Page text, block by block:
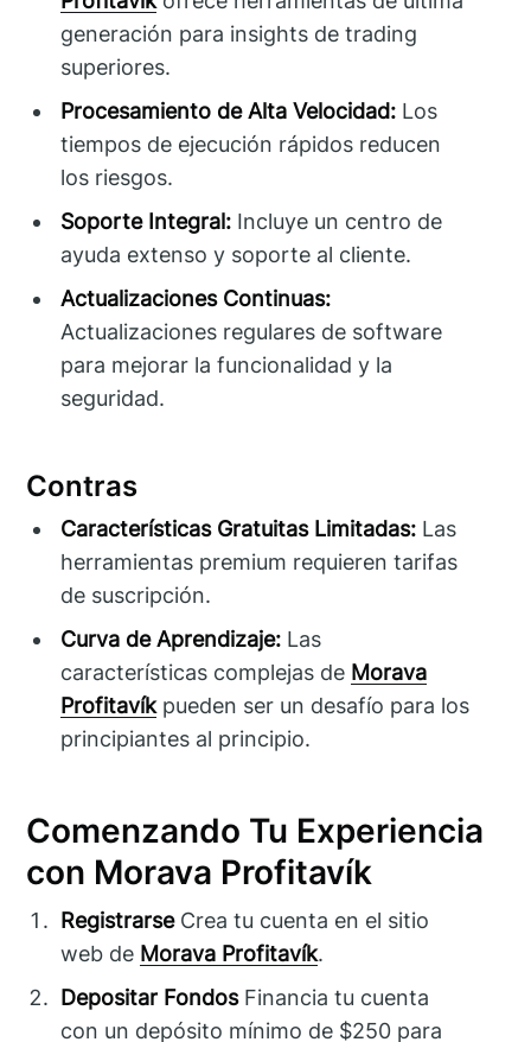
generación para insights de trading
superiores.
Procesamiento de Alta Velocidad: Los
tiempos de ejecución rápidos reducen
los riesgos.
Soporte Integral: Incluye un centro de
ayuda extenso y soporte al cliente.
Actualizaciones Continuas:
Actualizaciones regulares de software
para mejorar la funcionalidad y la
seguridad.
Contras
Características Gratuitas Limitadas: Las
herramientas premium requieren tarifas
de suscripción.
Curva de Aprendizaje: Las
características complejas de Morava
Profitavíkpueden ser un desafío para los
principiantes al principio.
Comenzando Tu Experiencia
con Morava Profitavík
RegistrarseCrea tu cuenta en el sitio
web de Morava Profitavík.
Depositar FondosFinancia tu cuenta
con un depósito mínimo de $250 para